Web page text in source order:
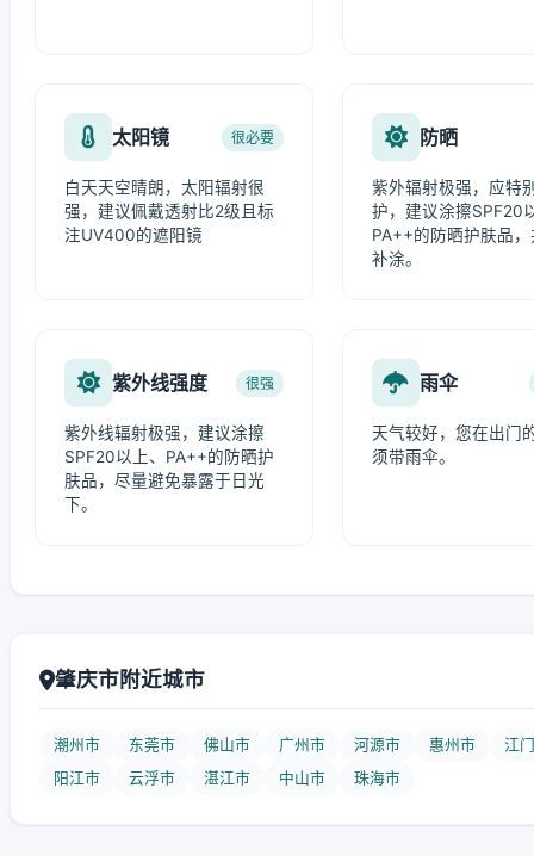
太阳镜 很必要
白天天空晴朗，太阳辐射很
强，建议佩戴透射比2级且标
注UV400的遮阳镜
防晒
紫外辐射极强，应特
护，建议涂擦SPF20
PA++的防晒护肤品
补涂。
紫外线强度 很强
紫外线辐射极强，建议涂擦
SPF20以上、PA++的防晒护
肤品，尽量避免暴露于日光
下。
雨伞
天气较好，您在出门
须带雨伞。
肇庆市附近城市
潮州市 东莞市 佛山市 广州市 河源市 惠州市
江
阳江市
云浮市 湛江市 中山市 珠海市